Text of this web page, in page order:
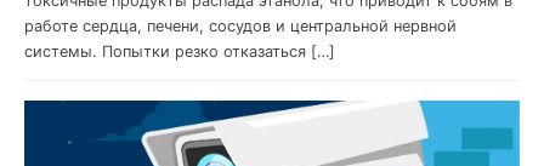
работе сердца, печени, сосудов и центральной нервной
системы. Попытки резко отказаться […]